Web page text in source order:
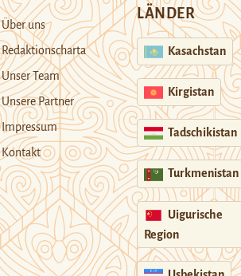
Über uns
Redaktionscharta
Unser Team
Unsere Partner
Impressum
Kontakt
LÄNDER
Kasachstan
Kirgistan
Tadschikistan
Turkmenistan
Uigurische
Region